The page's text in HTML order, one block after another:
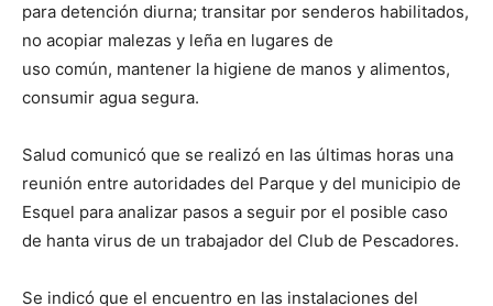
para detención diurna; transitar por senderos habilitados,
no acopiar malezas y leña en lugares de
uso común, mantener la higiene de manos y alimentos,
consumir agua segura.
Salud comunicó que se realizó en las últimas horas una
reunión entre autoridades del Parque y del municipio de
Esquel para analizar pasos a seguir por el posible caso
de hanta virus de un trabajador del Club de Pescadores.
Se indicó que el encuentro en las instalaciones del